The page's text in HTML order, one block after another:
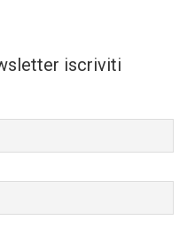
iscriviti